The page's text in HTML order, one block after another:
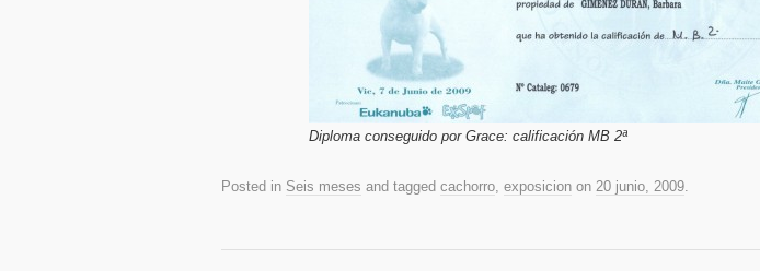
Diploma conseguido por Grace: calificación MB 2ª
Posted in Seis meses and tagged cachorro, exposicion on 20 junio, 2009.